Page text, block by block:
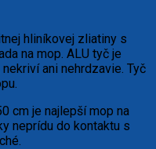
hliníkovej zliatiny s
na mop. ALU tyč je
ani nehrdzavie. Tyč
cm je najlepší mop na
neprídu do kontaktu s